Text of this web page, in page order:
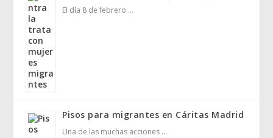
El día 8 de febrero …
Pisos para migrantes en Cáritas Madrid
Una de las muchas acciones …